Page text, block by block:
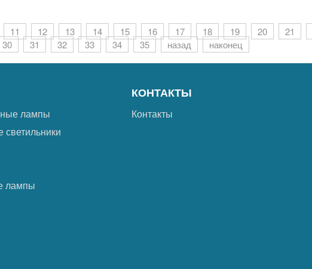
11 12 13 14 15 16 17 18 19 20 21
30
31 32 33 34 35 назад наконец
лампы
лампы
КОНТАКТЫ
Контакты